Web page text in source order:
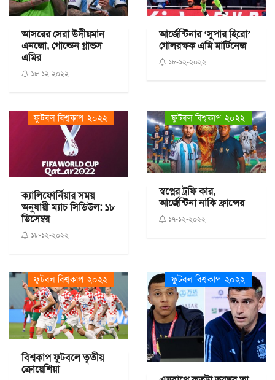
আসরের সেরা উদীয়মান
এনজো, গোল্ডেন গ্লাভস
এমির
১৮-১২-২০২২
আর্জেন্টিনার ‘সুপার হিরো’
গোলরক্ষক এমি মার্টিনেজ
১৮-১২-২০২২
ফুটবল বিশ্বকাপ ২০২২
ক্যালিফোর্নিয়ার সময়
অনুযায়ী ম্যাচ সিডিউল: ১৮
ডিসেম্বর
১৮-১২-২০২২
ফুটবল বিশ্বকাপ ২০২২
স্বপ্নের ট্রফি কার,
আর্জেন্টিনা নাকি ফ্রান্সের
১৭-১২-২০২২
ফুটবল বিশ্বকাপ ২০২২
বিশ্বকাপ ফুটবলে তৃতীয়
ক্রোয়েশিয়া
ফুটবল বিশ্বকাপ ২০২২